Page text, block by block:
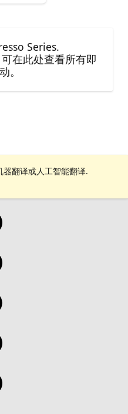
Series.
在此处查看所有即
。
翻译或人工智能翻译.